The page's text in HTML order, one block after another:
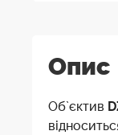
Опис
Об`єктив